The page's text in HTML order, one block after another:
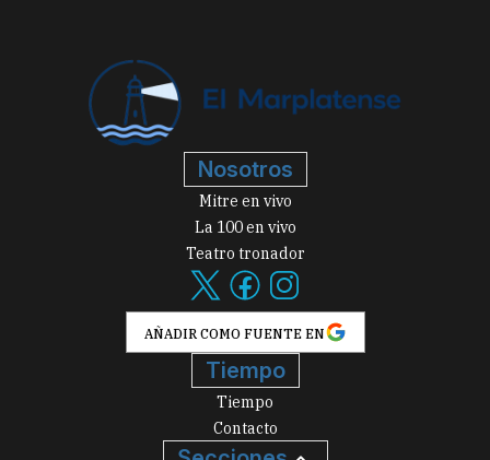
Nosotros
Mitre en vivo
La 100 en vivo
Teatro tronador
AÑADIR COMO FUENTE EN
Tiempo
Tiempo
Contacto